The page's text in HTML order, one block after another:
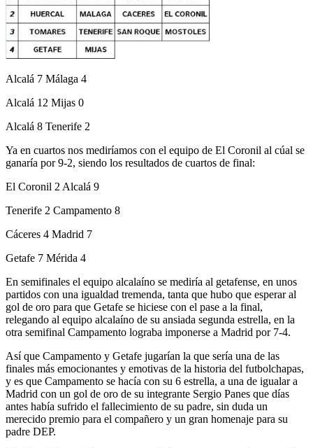
Alcalá 7 Málaga 4
Alcalá 12 Mijas 0
Alcalá 8 Tenerife 2
Ya en cuartos nos mediríamos con el equipo de El Coronil al cúal se
ganaría por 9-2, siendo los resultados de cuartos de final:
El Coronil 2 Alcalá 9
Tenerife 2 Campamento 8
Cáceres 4 Madrid 7
Getafe 7 Mérida 4
En semifinales el equipo alcalaíno se mediría al getafense, en unos
partidos con una igualdad tremenda, tanta que hubo que esperar al
gol de oro para que Getafe se hiciese con el pase a la final,
relegando al equipo alcalaíno de su ansiada segunda estrella, en la
otra semifinal Campamento lograba imponerse a Madrid por 7-4.
Así que Campamento y Getafe jugarían la que sería una de las
finales más emocionantes y emotivas de la historia del futbolchapas,
y es que Campamento se hacía con su 6 estrella, a una de igualar a
Madrid con un gol de oro de su integrante Sergio Panes que días
antes había sufrido el fallecimiento de su padre, sin duda un
merecido premio para el compañero y un gran homenaje para su
padre DEP.